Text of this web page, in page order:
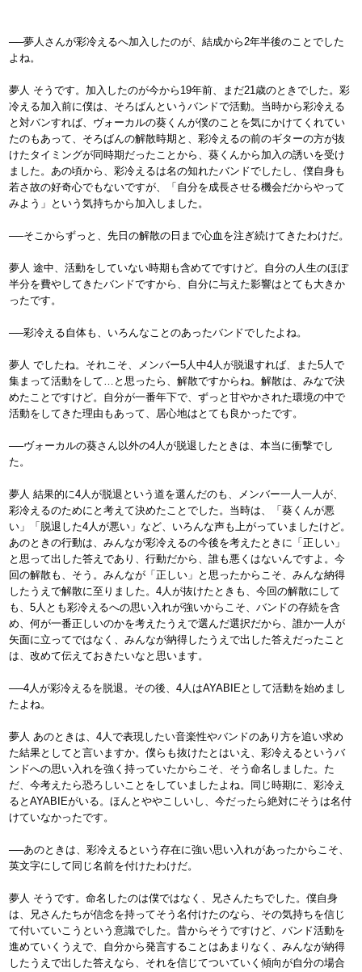
──夢人さんが彩冷えるへ加入したのが、結成から2年半後のことでした
よね。
夢人 そうです。加入したのが今から19年前、まだ21歳のときでした。彩
冷える加入前に僕は、そろばんというバンドで活動。当時から彩冷える
と対バンすれば、ヴォーカルの葵くんが僕のことを気にかけてくれてい
たのもあって、そろばんの解散時期と、彩冷えるの前のギターの方が抜
けたタイミングが同時期だったことから、葵くんから加入の誘いを受け
ました。あの頃から、彩冷えるは名の知れたバンドでしたし、僕自身も
若さ故の好奇心でもないですが、「自分を成長させる機会だからやって
みよう」という気持ちから加入しました。
──そこからずっと、先日の解散の日まで心血を注ぎ続けてきたわけだ。
夢人 途中、活動をしていない時期も含めてですけど。自分の人生のほぼ
半分を費やしてきたバンドですから、自分に与えた影響はとても大きか
ったです。
──彩冷える自体も、いろんなことのあったバンドでしたよね。
夢人 でしたね。それこそ、メンバー5人中4人が脱退すれば、また5人で
集まって活動をして…と思ったら、解散ですからね。解散は、みなで決
めたことですけど。自分が一番年下で、ずっと甘やかされた環境の中で
活動をしてきた理由もあって、居心地はとても良かったです。
──ヴォーカルの葵さん以外の4人が脱退したときは、本当に衝撃でし
た。
夢人 結果的に4人が脱退という道を選んだのも、メンバー一人一人が、
彩冷えるのためにと考えて決めたことでした。当時は、「葵くんが悪
い」「脱退した4人が悪い」など、いろんな声も上がっていましたけど。
あのときの行動は、みんなが彩冷えるの今後を考えたときに「正しい」
と思って出した答えであり、行動だから、誰も悪くはないんですよ。今
回の解散も、そう。みんなが「正しい」と思ったからこそ、みんな納得
したうえで解散に至りました。4人が抜けたときも、今回の解散にして
も、5人とも彩冷えるへの思い入れが強いからこそ、バンドの存続を含
め、何が一番正しいのかを考えたうえで選んだ選択だから、誰か一人が
矢面に立ってではなく、みんなが納得したうえで出した答えだったこと
は、改めて伝えておきたいなと思います。
──4人が彩冷えるを脱退。その後、4人はAYABIEとして活動を始めまし
たよね。
夢人 あのときは、4人で表現したい音楽性やバンドのあり方を追い求め
た結果としてと言いますか。僕らも抜けたとはいえ、彩冷えるというバ
ンドへの思い入れを強く持っていたからこそ、そう命名しました。た
だ、今考えたら恐ろしいことをしていましたよね。同じ時期に、彩冷え
るとAYABIEがいる。ほんとややこしいし、今だったら絶対にそうは名付
けていなかったです。
──あのときは、彩冷えるという存在に強い思い入れがあったからこそ、
英文字にして同じ名前を付けたわけだ。
夢人 そうです。命名したのは僕ではなく、兄さんたちでした。僕自身
は、兄さんたちが信念を持ってそう名付けたのなら、その気持ちを信じ
て付いていこうという意識でした。昔からそうですけど、バンド活動を
進めていくうえで、自分から発言することはあまりなく、みんなが納得
したうえで出した答えなら、それを信じてついていく傾向が自分の場合